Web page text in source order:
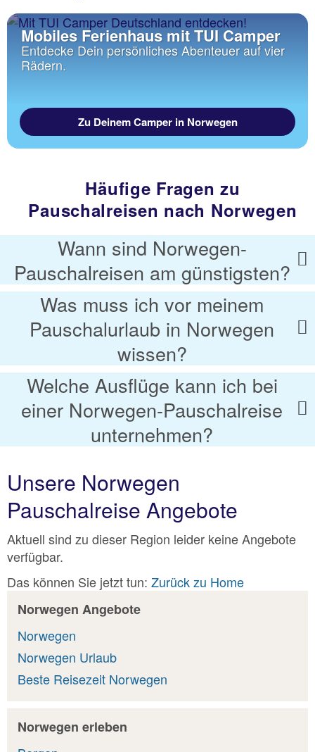
Mobiles Ferienhaus mit TUI Camper
Entdecke Dein persönliches Abenteuer auf vier
Rädern.
Zu Deinem Camper in Norwegen
Häufige Fragen zu
Pauschalreisen nach Norwegen
Wann sind Norwegen-
Pauschalreisen am günstigsten?
Was muss ich vor meinem
Pauschalurlaub in Norwegen
wissen?
Welche Ausflüge kann ich bei
einer Norwegen-Pauschalreise
unternehmen?
Unsere Norwegen
Pauschalreise Angebote
Aktuell sind zu dieser Region leider keine Angebote
verfügbar.
Das können Sie jetzt tun: Zurück zu Home
Norwegen Angebote
Norwegen
Norwegen Urlaub
Beste Reisezeit Norwegen
Norwegen erleben